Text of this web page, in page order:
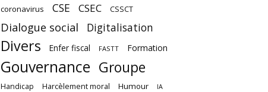
coronavirus CSE CSEC CSSCT
Dialogue social Digitalisation
Divers Enfer fiscal FASTT Formation
Gouvernance Groupe
Handicap Harcèlement moral Humour IA